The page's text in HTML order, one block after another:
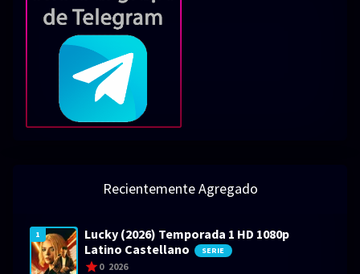
Recientemente Agregado
1
Lucky (2026) Temporada 1 HD 1080p
Latino Castellano
SERIE
0 2026